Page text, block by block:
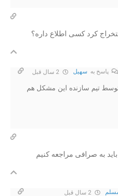
کرد کسی اطلاع داره؟
پاسخ به سهیل
تیم سازنده این مشکل هم
به صرافی مراجعه کنیم